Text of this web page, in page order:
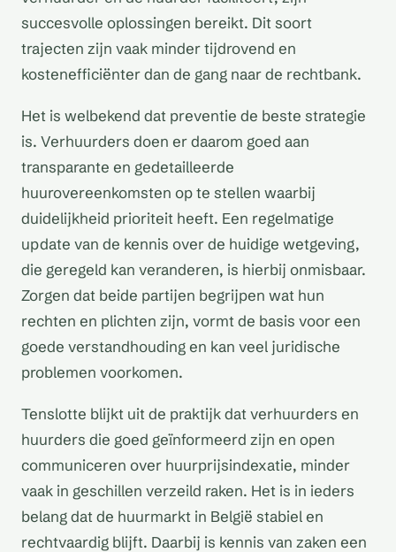
succesvolle oplossingen bereikt. Dit soort
trajecten zijn vaak minder tijdrovend en
kostenefficiënter dan de gang naar de rechtbank.
Het is welbekend dat preventie de beste strategie
is. Verhuurders doen er daarom goed aan
transparante en gedetailleerde
huurovereenkomsten op te stellen waarbij
duidelijkheid prioriteit heeft. Een regelmatige
update van de kennis over de huidige wetgeving,
die geregeld kan veranderen, is hierbij onmisbaar.
Zorgen dat beide partijen begrijpen wat hun
rechten en plichten zijn, vormt de basis voor een
goede verstandhouding en kan veel juridische
problemen voorkomen.
Tenslotte blijkt uit de praktijk dat verhuurders en
huurders die goed geïnformeerd zijn en open
communiceren over huurprijsindexatie, minder
vaak in geschillen verzeild raken. Het is in ieders
belang dat de huurmarkt in België stabiel en
rechtvaardig blijft. Daarbij is kennis van zaken een